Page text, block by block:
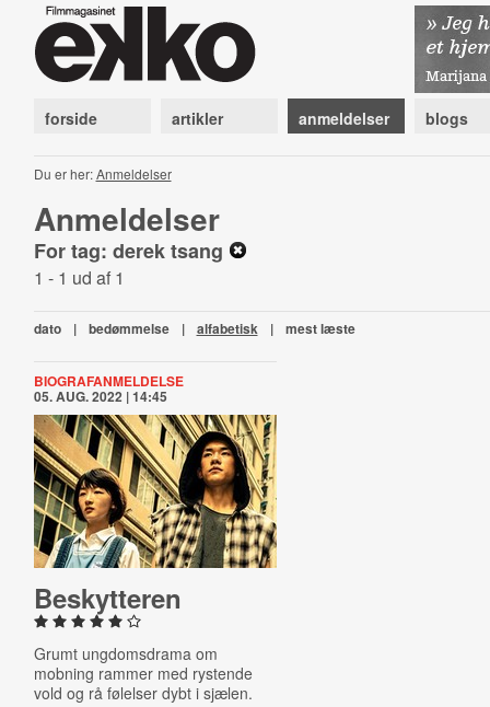
forside artikler anmeldelser blogs
Du er her:Anmeldelser
Anmeldelser
For tag: derek tsang
1 - 1 ud af 1
dato | bedømmelse | alfabetisk | mest læste
BIOGRAFANMELDELSE
05. AUG. 2022 | 14:45
Be­skyt­te­ren
Grumt ungdomsdrama om
mobning rammer med rystende
vold og rå følelser dybt i sjælen.